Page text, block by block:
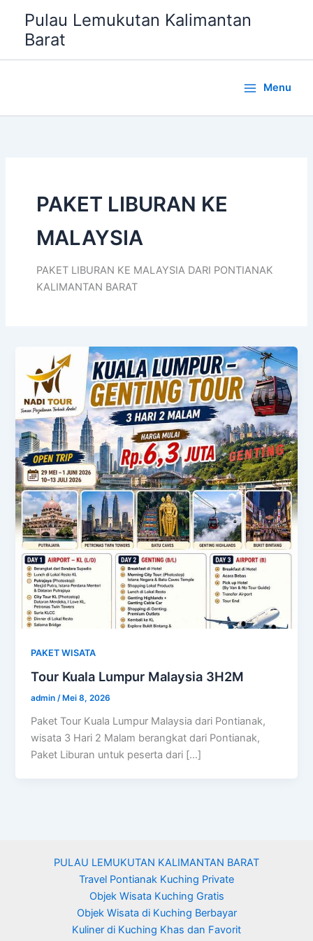
konten
Pulau Lemukutan Kalimantan
Barat
Menu
PAKET LIBURAN KE
MALAYSIA
PAKET LIBURAN KE MALAYSIA DARI PONTIANAK
KALIMANTAN BARAT
PAKET WISATA
Tour Kuala Lumpur Malaysia 3H2M
admin/ Mei 8, 2026
Paket Tour Kuala Lumpur Malaysia dari Pontianak,
wisata 3 Hari 2 Malam berangkat dari Pontianak,
Paket Liburan untuk peserta dari […]
PULAU LEMUKUTAN KALIMANTAN BARAT
Travel Pontianak Kuching Private
Objek Wisata Kuching Gratis
Objek Wisata di Kuching Berbayar
Kuliner di Kuching Khas dan Favorit